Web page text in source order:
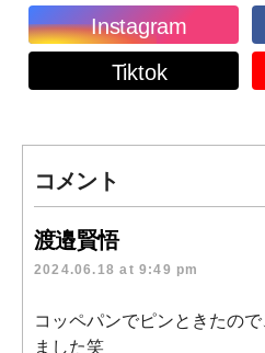
Instagram
Tiktok
コメント
渡邉賢悟
2024.06.18 at 9:49 pm
コッペパンでピンときたの
ました笑